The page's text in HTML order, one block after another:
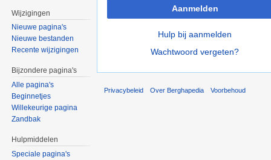
Aanmelden
Hulp bij aanmelden
Wachtwoord vergeten?
Wijzigingen
Nieuwe pagina's
Nieuwe bestanden
Recente wijzigingen
Bijzondere pagina's
Alle pagina's
Beginnetjes
Willekeurige pagina
Zandbak
Hulpmiddelen
Speciale pagina's
Privacybeleid Over Berghapedia Voorbehoud